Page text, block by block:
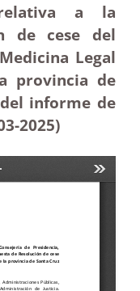
a la
de cese del
Legal
provincia de
informe de
-2025)